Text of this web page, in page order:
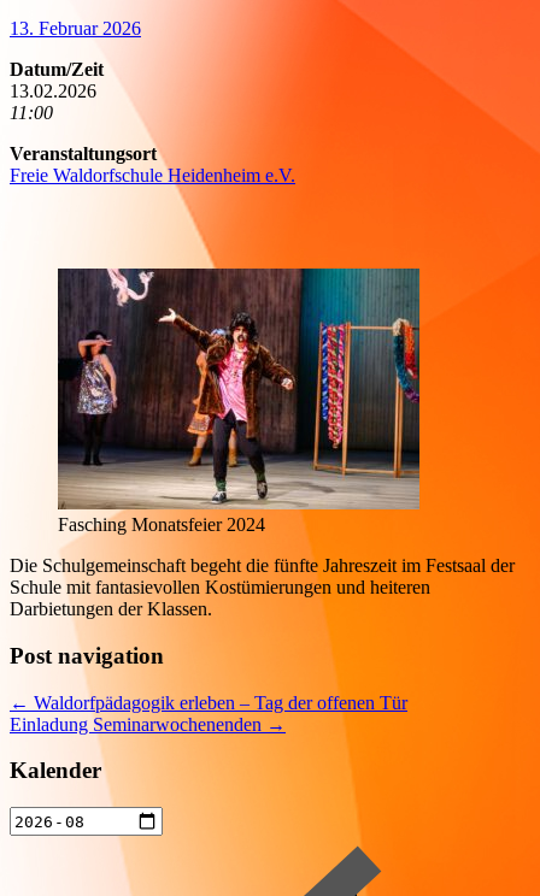
13. Februar 2026
Datum/Zeit
13.02.2026
11:00
Veranstaltungsort
Freie Waldorfschule Heidenheim e.V.
Fasching Monatsfeier 2024
Die Schulgemeinschaft begeht die fünfte Jahreszeit im Festsaal der
Schule mit fantasievollen Kostümierungen und heiteren
Darbietungen der Klassen.
Post navigation
← Waldorfpädagogik erleben – Tag der offenen Tür
Einladung Seminarwochenenden →
Kalender